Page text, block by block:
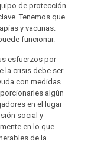
de protección.
Tenemos que
y vacunas.
funcionar.
esfuerzos por
la crisis debe ser
con medidas
algún
en el lugar
social y
en lo que
de la